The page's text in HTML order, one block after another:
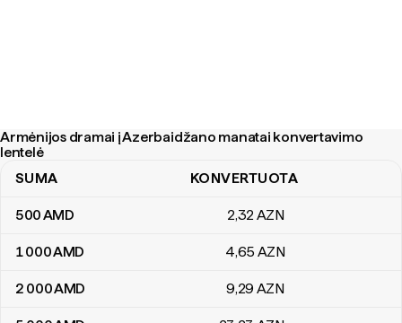
Armėnijos dramai į Azerbaidžano manatai konvertavimo
lentelė
Armėnijos dramai į Azerbaidžano manatai konvertavimo lentelė
SUMA KONVERTUOTA
500AMD 2,32AZN
1 000AMD 4,65 AZN
2 000AMD 9,29 AZN